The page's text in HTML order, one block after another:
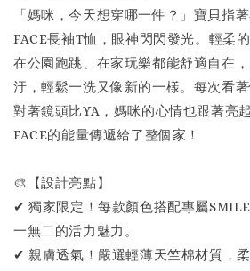
「媽咪，今天想穿哪一件？」寶貝指
FACE長袖T恤，眼神閃閃發光。輕柔
在公園跑跳、在家玩樂都能舒適自在
汙，輕鬆一洗又像新的一樣。每次看
對著鏡頭比YA，媽咪的心情也跟著亮
FACE的能量傳遞給了整個家！
🎨【設計亮點】
✔ 獨家限定！每款顏色搭配專屬
一無二的活力魅力。
✔ 親膚透氣！嚴選輕薄天竺棉材質，